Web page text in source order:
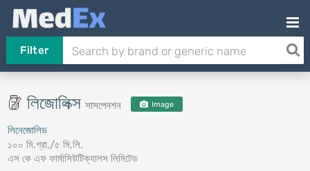
Filter
লিজোলিক্স সাসপেনশন Image
লিনেজোলিড
১০০ মি.গ্রা./৫ মি.লি.
এস কে এফ ফার্মাসিউটিক্যালস লিমিটেড